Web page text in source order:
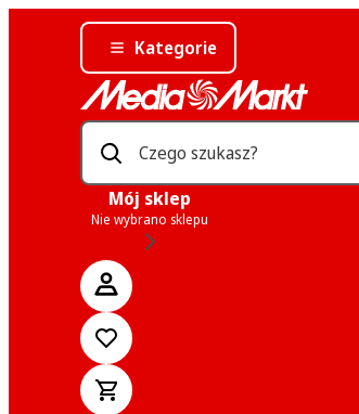
Kategorie
Czego szukasz?
Mój sklep
Nie wybrano sklepu